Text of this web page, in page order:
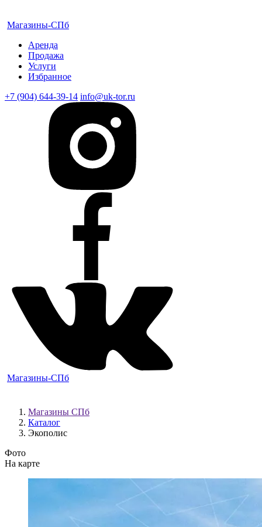
Магазины-СПб
Аренда
Продажа
Услуги
Избранное
+7 (904) 644-39-14 info@uk-tor.ru
Магазины-СПб
Магазины СПб
Каталог
Экополис
Фото
На карте